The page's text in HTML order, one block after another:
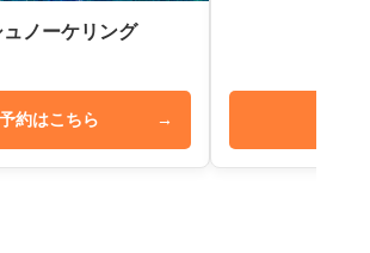
ノーケリング
予約はこちら →